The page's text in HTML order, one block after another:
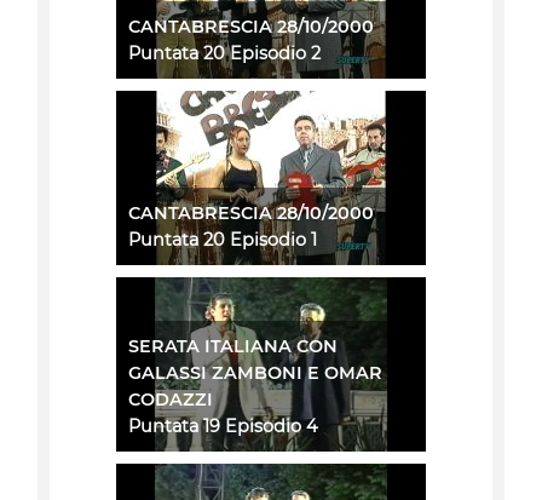
CANTABRESCIA 28/10/2000
Puntata 20 Episodio 2
CANTABRESCIA 28/10/2000
Puntata 20 Episodio 1
SERATA ITALIANA CON
GALASSI ZAMBONI E OMAR
CODAZZI
Puntata 19 Episodio 4